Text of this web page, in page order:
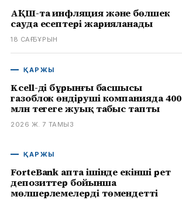
АҚШ-та инфляция және бөлшек
сауда есептері жарияланады
18 САҒ БҰРЫН
ҚАРЖЫ
Kcell-дің бұрынғы басшысы
газоблок өндіруші компанияда 400
млн теңгеге жуық табыс тапты
2026 Ж. 7 ТАМЫЗ
ҚАРЖЫ
ForteBank апта ішінде екінші рет
депозиттер бойынша
мөлшерлемелерді төмендетті